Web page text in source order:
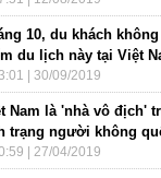
10, du khách
du lịch này tại Việt
| 30/09/2019
Nam là 'nhà vô địch'
trạng người không
| 27/04/2019